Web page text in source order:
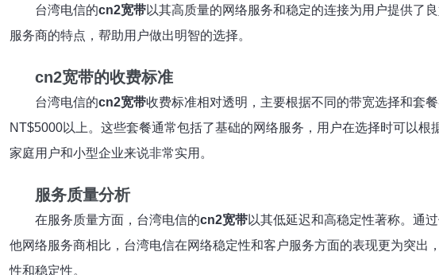
台湾电信的cn2宽带以其高质量的网络服务和稳定的连接为用户提供了
服务商的特点，帮助用户做出明智的选择。
cn2宽带的收费标准
台湾电信的cn2宽带收费标准相对透明，主要根据不同的带宽选择和套
NT$5000以上。这些套餐通常包括了基础的网络服务，用户在选择时可以
家庭用户和小型企业来说非常实用。
服务质量分析
在服务质量方面，台湾电信的cn2宽带以其低延迟和高稳定性著称。通
他网络服务商相比，台湾电信在网络稳定性和客户服务方面的表现更为突
性和稳定性。